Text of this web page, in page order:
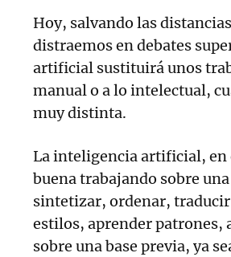
Hoy, salvando las
distraemos en debates
artificial sustituirá unos
manual o a lo intelectual,
muy distinta.
La inteligencia artificial, en
buena trabajando sobre
sintetizar, ordenar,
estilos, aprender patrones,
sobre una base previa, ya